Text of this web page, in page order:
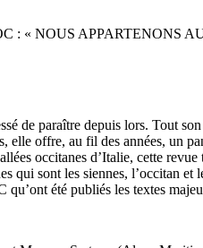
: « NOUS APPARTENONS
de paraître depuis lors. Tout
elle offre, au fil des années,
occitanes d’Italie, cette
qui sont les siennes, l’occitan
été publiés les textes